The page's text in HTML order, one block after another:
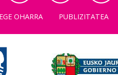
OHARRA PUBLIZITATEA